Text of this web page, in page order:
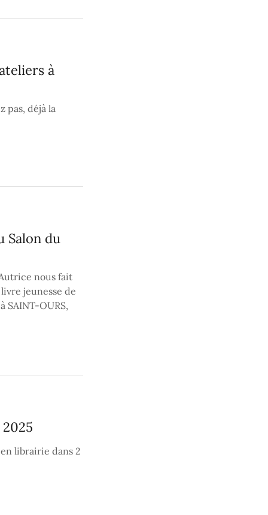
à
pas, déjà la
Salon du
nous fait
jeunesse de
SAINT-OURS,
librairie dans 2